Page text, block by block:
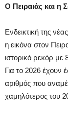
Ο Πειραιάς και η
Ενδεικτική της
η εικόνα στον
ιστορικό ρεκόρ με
Για το 2026 έχουν
αριθμός που
χαμηλότερος του